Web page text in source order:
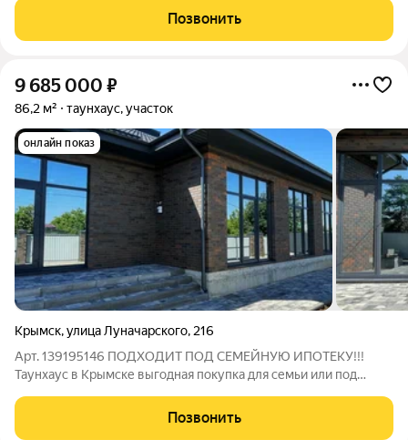
соотношение цены и качества. Это предложение не останется
без внимания! - Удобное
Позвонить
9 685 000 ₽
86,2 м² таунхаус, участок
онлайн показ
Крымск,улица Луначарского, 216
Арт. 139195146 ПОДХОДИТ ПОД СЕМЕЙНУЮ ИПОТЕКУ!!!
Таунхаус в Крымске выгодная покупка для семьи или под
городские коммуникации. Предлагается к продаже таунхаус
площадью 86,2 м (жилая 26,4 м)
Позвонить